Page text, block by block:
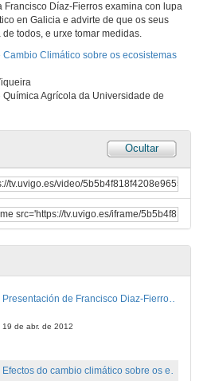
Francisco Díaz-Fierros examina con lupa
en Galicia e advirte de que os seus
todos, e urxe tomar medidas.
Cambio Climático sobre os ecosistemas
Agrícola da Universidade de
Ocultar
Presentación de Francisco Diaz-Fierros Viqueira
19 de abr. de 2012